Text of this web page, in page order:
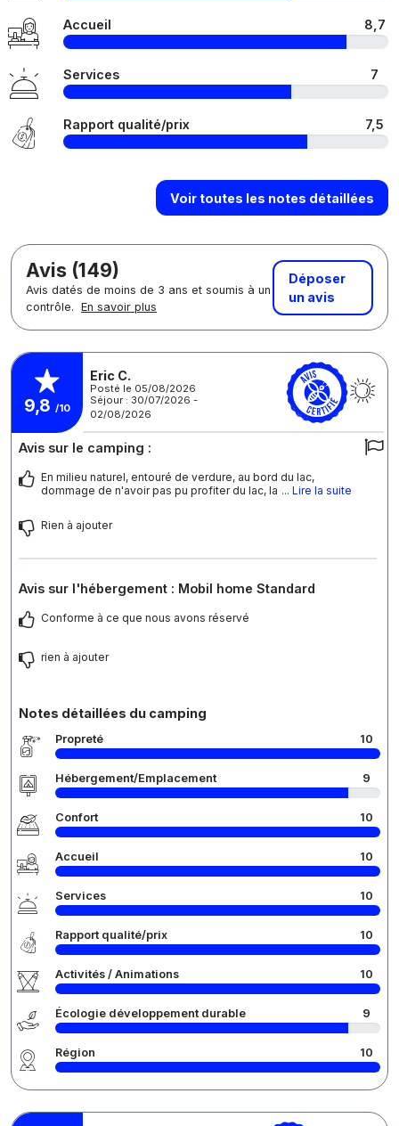
Accueil 8,7
Services 7
Rapport qualité/prix 7,5
Voir toutes les notes détaillées
Avis (149)
Avis datés de moins de 3 ans et soumis à un
contrôle. En savoir plus
Déposer
un avis
9,8 /10
Eric C.
Posté le 05/08/2026
Séjour : 30/07/2026 -
02/08/2026
Avis sur le camping :
En milieu naturel, entouré de verdure, au bord du lac,
dommage de n'avoir pas pu profiter du lac, la ... Lire la suite
Rien à ajouter
Avis sur l'hébergement : Mobil home Standard
Conforme à ce que nous avons réservé
rien à ajouter
Notes détaillées du camping
Propreté 10
Hébergement/Emplacement 9
Confort 10
Accueil 10
Services 10
Rapport qualité/prix 10
Activités / Animations 10
Écologie développement durable 9
Région 10